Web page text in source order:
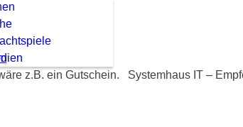
z.B. ein Gutschein. Systemhaus IT –